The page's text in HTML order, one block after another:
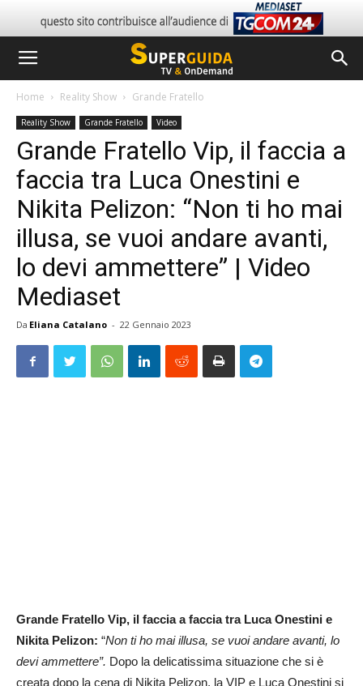
Home Reality Show Grande Fratello
Reality Show Grande Fratello Video
Grande Fratello Vip, il faccia a
faccia tra Luca Onestini e
Nikita Pelizon: “Non ti ho mai
illusa, se vuoi andare avanti,
lo devi ammettere” | Video
Mediaset
Da Eliana Catalano - 22 Gennaio 2023
Grande Fratello Vip, il faccia a faccia tra Luca Onestini e
Nikita Pelizon: “Non ti ho mai illusa, se vuoi andare avanti, lo
devi ammettere”. Dopo la delicatissima situazione che si è
creata dopo la cena di Nikita Pelizon, la VIP e Luca Onestini si